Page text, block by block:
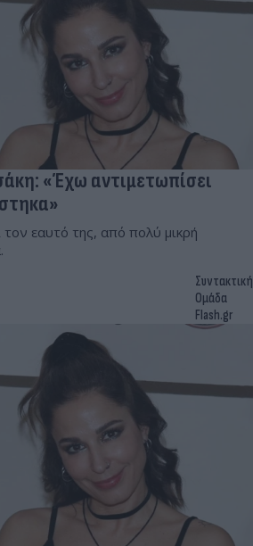
«Έχω αντιμετωπίσει
εαυτό της, από πολύ μικρή
Συντακτική
Ομάδα
Flash.gr